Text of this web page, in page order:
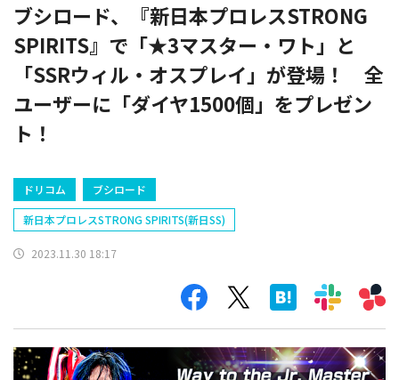
ブシロード、『新日本プロレスSTRONG
SPIRITS』で「★3マスター・ワト」と
「SSRウィル・オスプレイ」が登場！ 全
ユーザーに「ダイヤ1500個」をプレゼン
ト！
ドリコム
ブシロード
新日本プロレスSTRONG SPIRITS(新日SS)
2023.11.30 18:17